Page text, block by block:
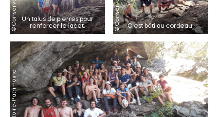
Un talus de pierres pour
renforcer le lacet.
C’est bâti au cordeau.